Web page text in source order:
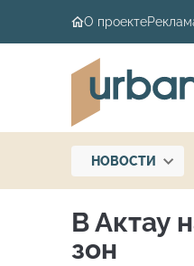
О проекте
НОВОСТИ
В Актау
зон